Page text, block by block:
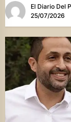
haya...
El Diario Del
25/07/2026